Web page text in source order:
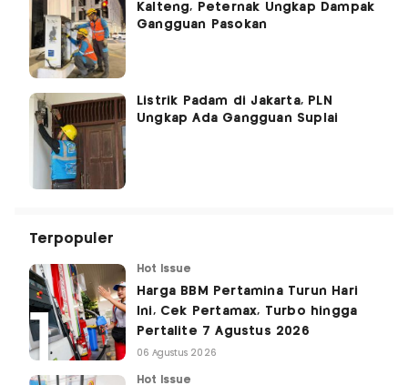
Kalteng, Peternak Ungkap Dampak
Gangguan Pasokan
Listrik Padam di Jakarta, PLN
Ungkap Ada Gangguan Suplai
Terpopuler
Hot Issue
Harga BBM Pertamina Turun Hari
Ini, Cek Pertamax, Turbo hingga
Pertalite 7 Agustus 2026
06 Agustus 2026
Hot Issue